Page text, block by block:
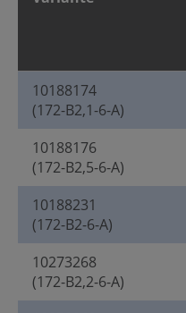
10188174
(172-B2,1-6-A)
10188176
(172-B2,5-6-A)
10188231
(172-B2-6-A)
10273268
(172-B2,2-6-A)